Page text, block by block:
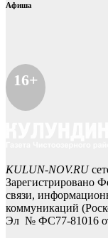
Афиша
16+
KULUN-NOV.RU
Зарегистрировано
связи,
коммуникаций
Эл № ФС77-81016 от